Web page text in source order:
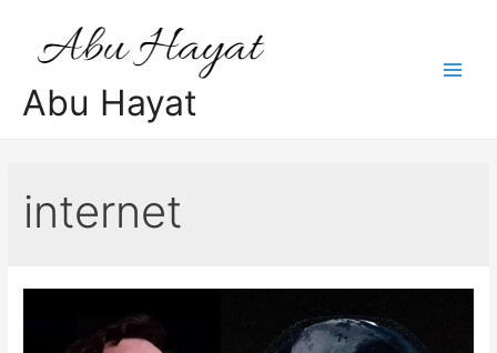
content
Abu Hayat
internet